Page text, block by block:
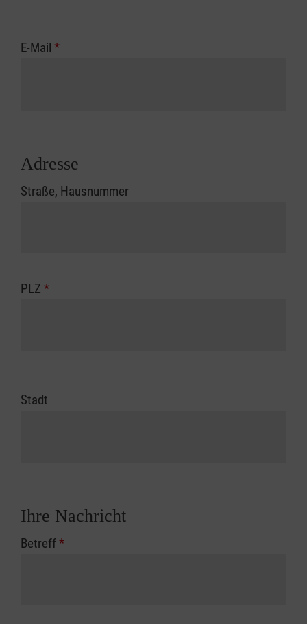
E-Mail *
Adresse
Straße, Hausnummer
PLZ *
Stadt
Ihre Nachricht
Betreff*